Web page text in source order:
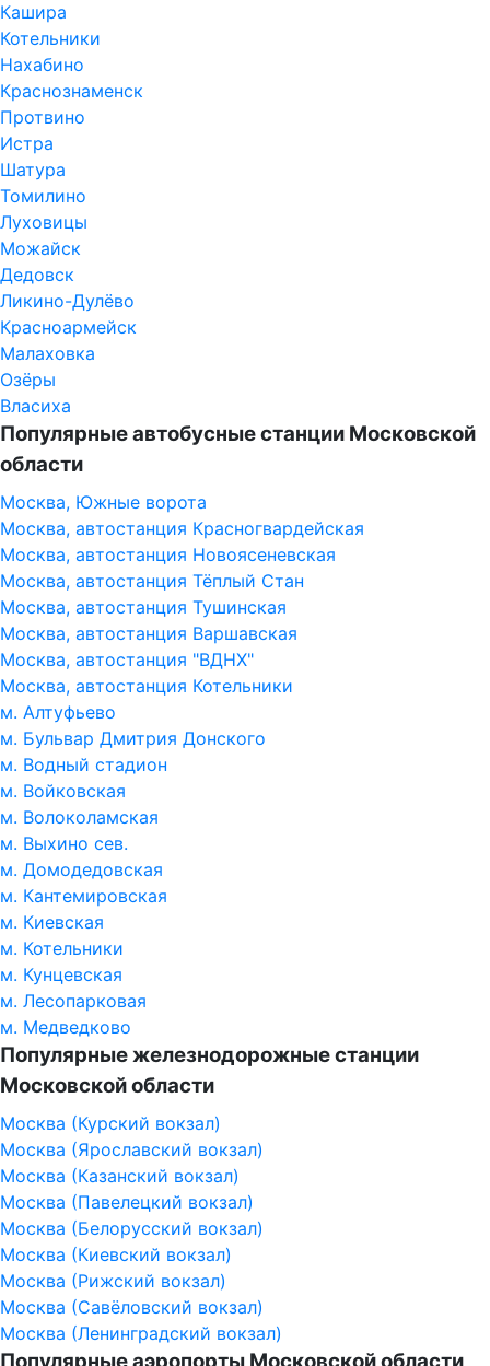
Кашира
Котельники
Нахабино
Краснознаменск
Протвино
Истра
Шатура
Томилино
Луховицы
Можайск
Дедовск
Ликино-Дулёво
Красноармейск
Малаховка
Озёры
Власиха
Популярные автобусные станции Московской
области
Москва, Южные ворота
Москва, автостанция Красногвардейская
Москва, автостанция Новоясеневская
Москва, автостанция Тёплый Стан
Москва, автостанция Тушинская
Москва, автостанция Варшавская
Москва, автостанция "ВДНХ"
Москва, автостанция Котельники
м. Алтуфьево
м. Бульвар Дмитрия Донского
м. Водный стадион
м. Войковская
м. Волоколамская
м. Выхино сев.
м. Домодедовская
м. Кантемировская
м. Киевская
м. Котельники
м. Кунцевская
м. Лесопарковая
м. Медведково
Популярные железнодорожные станции
Московской области
Москва (Курский вокзал)
Москва (Ярославский вокзал)
Москва (Казанский вокзал)
Москва (Павелецкий вокзал)
Москва (Белорусский вокзал)
Москва (Киевский вокзал)
Москва (Рижский вокзал)
Москва (Савёловский вокзал)
Москва (Ленинградский вокзал)